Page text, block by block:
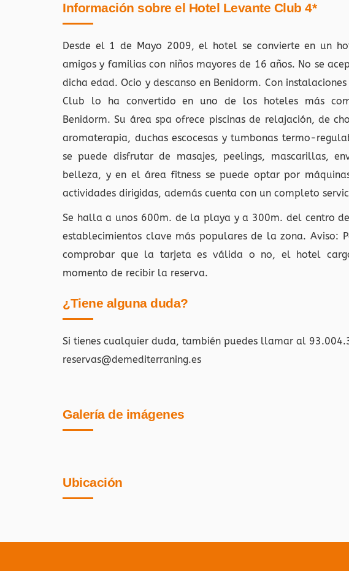
Información sobre el Hotel Levante Club 4*
Desde el 1 de Mayo 2009, el hotel se convierte en un
amigos y familias con niños mayores de 16 años. No se
dicha edad. Ocio y descanso en Benidorm. Con
Club lo ha convertido en uno de los hoteles más
Benidorm. Su área spa ofrece piscinas de relajación, de
aromaterapia, duchas escocesas y tumbonas termo-
se puede disfrutar de masajes, peelings, mascarillas,
belleza, y en el área fitness se puede optar por
actividades dirigidas, además cuenta con un completo
Se halla a unos 600m. de la playa y a 300m. del centro
establecimientos clave más populares de la zona. Aviso:
comprobar que la tarjeta es válida o no, el hotel
momento de recibir la reserva.
¿Tiene alguna duda?
Si tienes cualquier duda, también puedes llamar al
reservas@demediterraning.es
Galería de imágenes
Ubicación